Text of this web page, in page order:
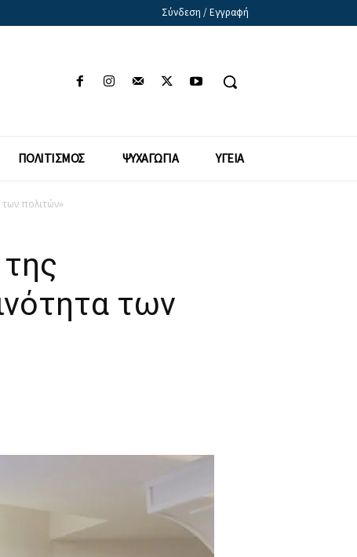
Σύνδεση / Εγγραφή
ΠΟΛΙΤΙΣΜΟΣ ΨΥΧΑΓΩΓΙΑ ΥΓΕΙΑ
των πολιτών»
των